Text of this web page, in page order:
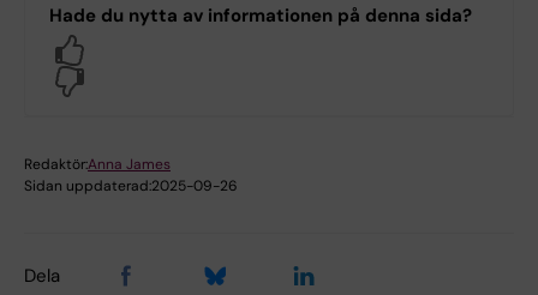
Hade du nytta av informationen på denna sida?
Redaktör:Anna James
Sidan uppdaterad:2025-09-26
Dela